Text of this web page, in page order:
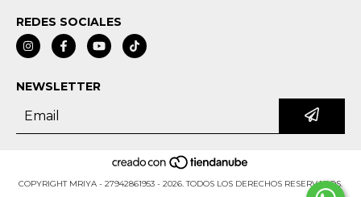
REDES SOCIALES
NEWSLETTER
COPYRIGHT MRIYA - 27942861953 - 2026. TODOS LOS DERECHOS RESERVADOS.